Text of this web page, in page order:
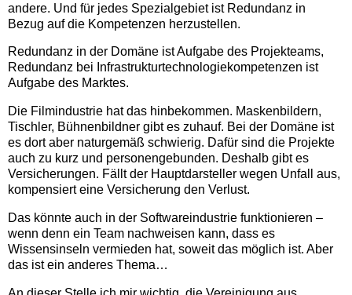
andere. Und für jedes Spezialgebiet ist Redundanz in
Bezug auf die Kompetenzen herzustellen.
Redundanz in der Domäne ist Aufgabe des Projekteams,
Redundanz bei Infrastrukturtechnologiekompetenzen ist
Aufgabe des Marktes.
Die Filmindustrie hat das hinbekommen. Maskenbildern,
Tischler, Bühnenbildner gibt es zuhauf. Bei der Domäne ist
es dort aber naturgemäß schwierig. Dafür sind die Projekte
auch zu kurz und personengebunden. Deshalb gibt es
Versicherungen. Fällt der Hauptdarsteller wegen Unfall aus,
kompensiert eine Versicherung den Verlust.
Das könnte auch in der Softwareindustrie funktionieren –
wenn denn ein Team nachweisen kann, dass es
Wissensinseln vermieden hat, soweit das möglich ist. Aber
das ist ein anderes Thema…